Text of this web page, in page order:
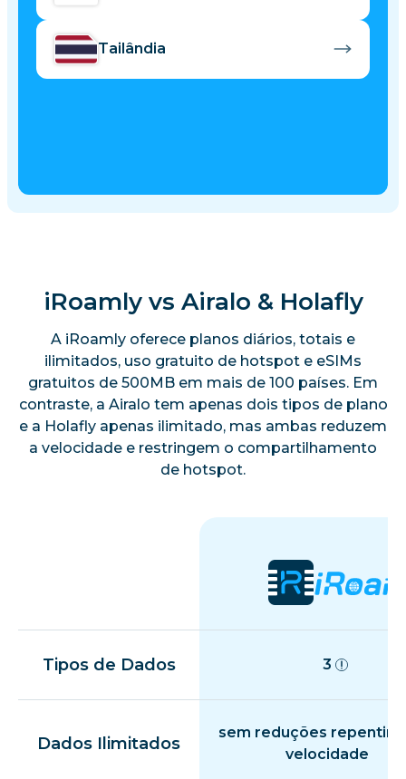
Tailândia
iRoamly vs Airalo & Holafly
A iRoamly oferece planos diários, totais e
ilimitados, uso gratuito de hotspot e eSIMs
gratuitos de 500MB em mais de 100 países. Em
contraste, a Airalo tem apenas dois tipos de plano
e a Holafly apenas ilimitado, mas ambas reduzem
a velocidade e restringem o compartilhamento
de hotspot.
Tipos de Dados 3
Dados Ilimitados
sem reduções
velocidade